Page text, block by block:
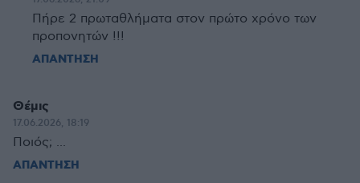
Πήρε 2 πρωταθλήματα στον πρώτο χρόνο των
προπονητών !!!
ΑΠΑΝΤΗΣΗ
Θέμις
17.06.2026, 18:19
Ποιός; ...
ΑΠΑΝΤΗΣΗ